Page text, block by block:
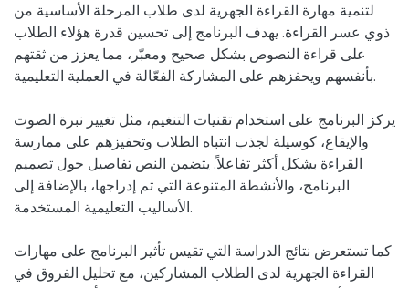
لتنمية مهارة القراءة الجهرية لدى طلاب المرحلة الأساسية من
ذوي عسر القراءة. يهدف البرنامج إلى تحسين قدرة هؤلاء الطلاب
على قراءة النصوص بشكل صحيح ومعبّر، مما يعزز من ثقتهم
بأنفسهم ويحفزهم على المشاركة الفعّالة في العملية التعليمية.
يركز البرنامج على استخدام تقنيات التنغيم، مثل تغيير نبرة الصوت
والإيقاع، كوسيلة لجذب انتباه الطلاب وتحفيزهم على ممارسة
القراءة بشكل أكثر تفاعلاً. يتضمن النص تفاصيل حول تصميم
البرنامج، والأنشطة المتنوعة التي تم إدراجها، بالإضافة إلى
الأساليب التعليمية المستخدمة.
كما تستعرض نتائج الدراسة التي تقيس تأثير البرنامج على مهارات
القراءة الجهرية لدى الطلاب المشاركين، مع تحليل الفروق في